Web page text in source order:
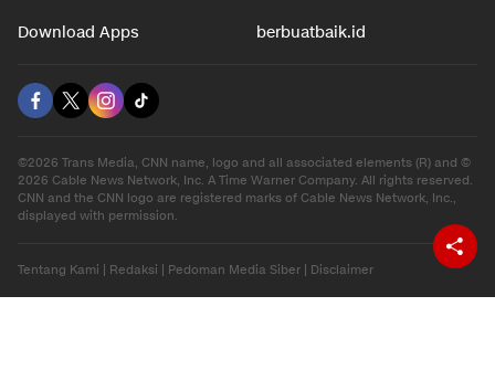
Download Apps berbuatbaik.id
©2026 Trans Media, CNN name, logo and all associated elements (R) and ©
2026 Cable News Network, Inc. A Time Warner Company. All rights reserved.
CNN and the CNN logo are registered marks of Cable News Network, Inc.,
displayed with permission.
Tentang Kami Redaksi Pedoman Media Siber Disclaimer